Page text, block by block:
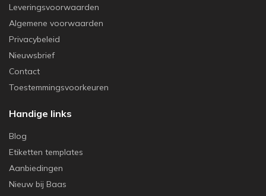
Leveringsvoorwaarden
Algemene voorwaarden
Privacybeleid
Nieuwsbrief
Contact
Toestemmingsvoorkeuren
Handige links
Blog
Etiketten templates
Aanbiedingen
Nieuw bij Baas